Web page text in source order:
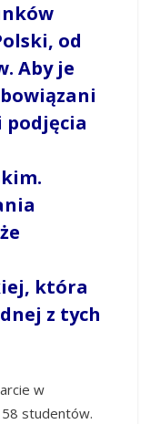
od
Aby je
podjęcia
która
z tych
w
studentów.